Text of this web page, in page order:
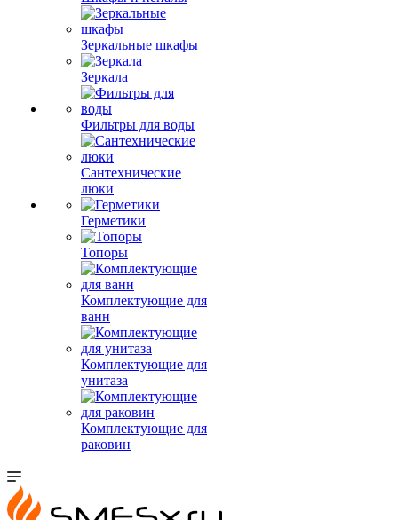
Зеркальные шкафы
Зеркала
Фильтры для воды
Сантехнические
люки
Герметики
Топоры
Комплектующие для
ванн
Комплектующие для
унитаза
Комплектующие для
раковин